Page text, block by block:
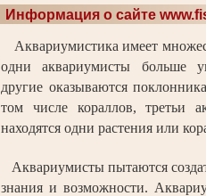
Информация о сайте
Аквариумистика имеет
одни аквариумисты больше
другие оказываются
том числе кораллов, третьи
находятся одни растения или
Аквариумисты пытаются
знания и возможности.